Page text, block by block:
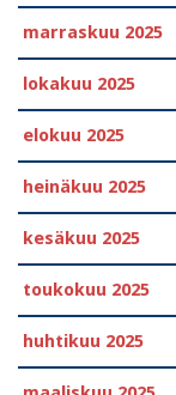
marraskuu 2025
lokakuu 2025
elokuu 2025
heinäkuu 2025
kesäkuu 2025
toukokuu 2025
huhtikuu 2025